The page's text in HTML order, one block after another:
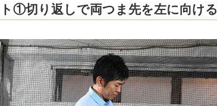
①切り返しで両つま先を左に向ける